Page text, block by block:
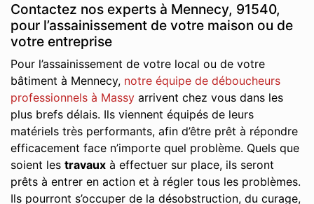
Contactez nos experts à Mennecy, 91540,
pour l’assainissement de votre maison ou de
votre entreprise
Pour l’assainissement de votre local ou de votre
bâtiment à Mennecy, notre équipe de déboucheurs
professionnels à Massy arrivent chez vous dans les
plus brefs délais. Ils viennent équipés de leurs
matériels très performants, afin d’être prêt à répondre
efficacement face n’importe quel problème. Quels que
soient les travaux à effectuer sur place, ils seront
prêts à entrer en action et à régler tous les problèmes.
Ils pourront s’occuper de la désobstruction, du curage,